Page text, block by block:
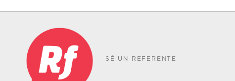
SÉ UN REFERENTE